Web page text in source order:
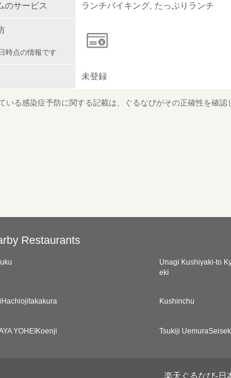
のサービス ランチバイキング, たっぷりランチ
時点の情報です
未登録
いる感染症予防に関する記載は、ぐるなびがその正確性を確認
Restaurants
Unagi Kushiyaki-to
eki
Kushinchu
YOHEIKoenji Tsukiji
楽天ぐるなび-日